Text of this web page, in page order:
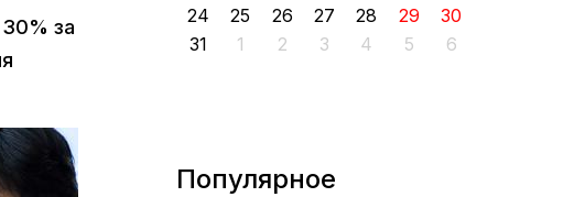
за
24
25 26 27 28 29
30
31
1 2 3 4 5 6
Популярное